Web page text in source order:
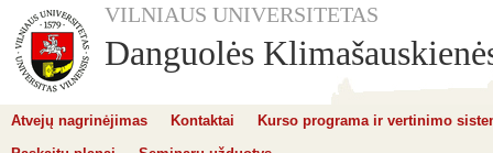
VILNIAUS UNIVERSITETAS
Danguolės
Atvejų nagrinėjimas Kontaktai
Kurso programa ir vertinimo